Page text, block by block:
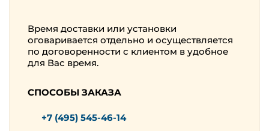
Время доставки или установки
оговаривается отдельно и осуществляется
по договоренности с клиентом в удобное
для Вас время.
СПОСОБЫ ЗАКАЗА
+7 (495) 545-46-14